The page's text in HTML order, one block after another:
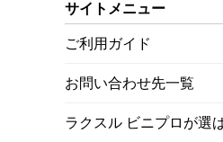
サイトメニュー
ご利用ガイド
お問い合わせ先一覧
ラクスル ビニプロが選